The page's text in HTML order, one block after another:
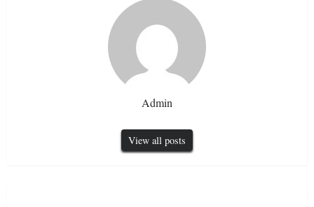
Admin
View all posts